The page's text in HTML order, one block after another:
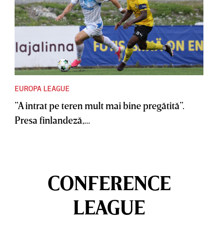
EUROPA LEAGUE
”A intrat pe teren mult mai bine pregătită”.
Presa finlandeză,...
CONFERENCE
LEAGUE